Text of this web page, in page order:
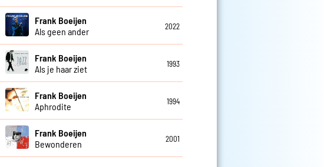
Frank Boeijen
Als geen ander
2022
Frank Boeijen
Als je haar ziet
1993
Frank Boeijen
Aphrodite
1994
Frank Boeijen
Bewonderen
2001